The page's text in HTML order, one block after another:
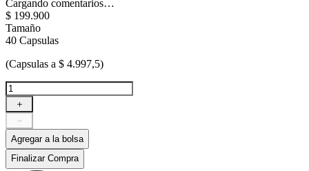
Cargando comentarios…
$ 199.900
Tamaño
40 Capsulas
(Capsulas a $ 4.997,5)
＋
－
Agregar a la bolsa
Finalizar Compra